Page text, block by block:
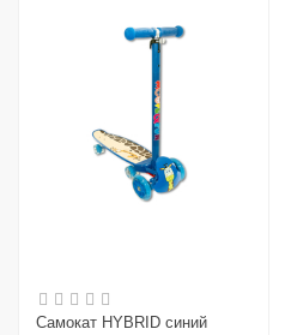
Самокат HYBRID синий